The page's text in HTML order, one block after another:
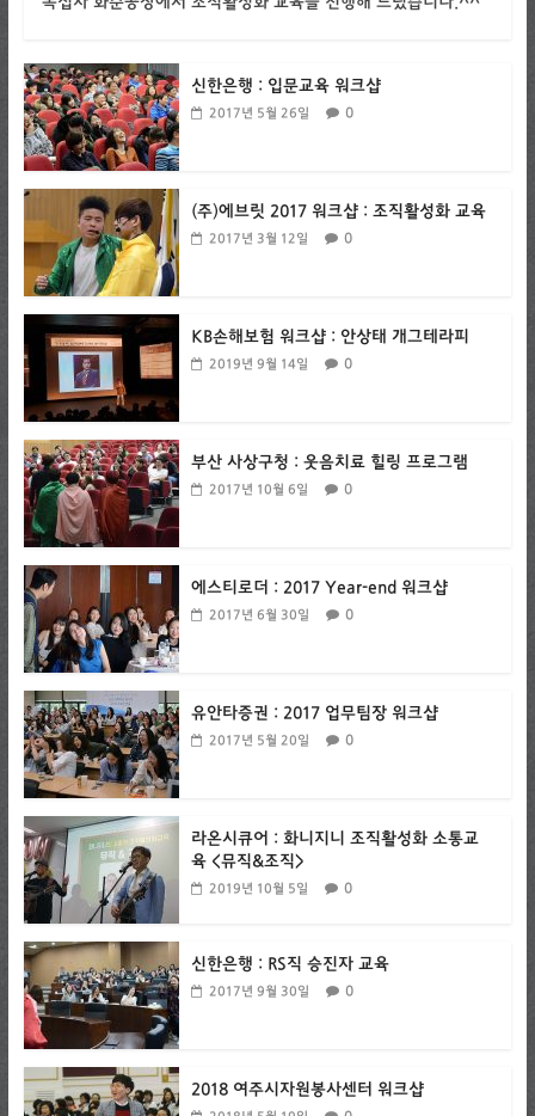
신한은행 : 입문교육 워크샵
2017년 5월 26일 0
(주)에브릿 2017 워크샵 : 조직활성화 교육
2017년 3월 12일 0
KB손해보험 워크샵 : 안상태 개그테라피
2019년 9월 14일 0
부산 사상구청 : 웃음치료 힐링 프로그램
2017년 10월 6일 0
에스티로더 : 2017 Year-end 워크샵
2017년 6월 30일 0
유안타증권 : 2017 업무팀장 워크샵
2017년 5월 20일 0
라온시큐어 : 화니지니 조직활성화 소통교
육 <뮤직&조직>
2019년 10월 5일 0
신한은행 : RS직 승진자 교육
2017년 9월 30일 0
2018 여주시자원봉사센터 워크샵